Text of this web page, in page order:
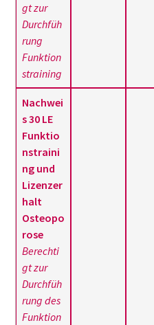
gt zur
Durchfüh
rung
Funktion
straining
Nachwei
s 30 LE
Funktio
nstraini
ng und
Lizenzer
halt
Osteopo
rose
Berechti
gt zur
Durchfüh
rung des
Funktion